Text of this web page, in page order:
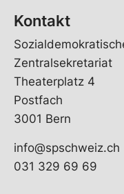
Kontakt
Zentralsekretariat
Theaterplatz 4
Postfach
3001 Bern
info@spschweiz.ch
031 329 69 69